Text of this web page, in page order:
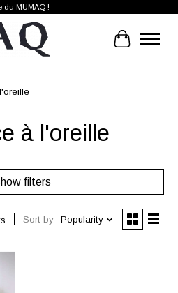
MUMAQ !
Cart
à l'oreille
filters
Sort by Popularity